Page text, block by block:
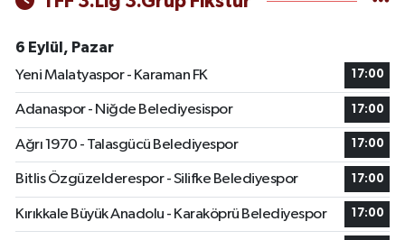
6 Eylül, Pazar
Yeni Malatyaspor - Karaman FK
17:00
Adanaspor - Niğde Belediyesispor 17:00
Ağrı 1970 - Talasgücü Belediyespor 17:00
Bitlis Özgüzelderespor - Silifke Belediyespor 17:00
Kırıkkale Büyük Anadolu - Karaköprü Belediyespor 17:00